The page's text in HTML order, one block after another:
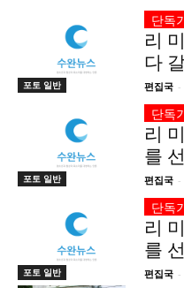
보도자료 작성 서비스
라라프레스
오픈
보도자료 작성 서비스
라라프레스
오픈
당신이 어느 지점에 서
포토 일반
리
다
편집국 -
포토 일반
리
를
편집국 -
포토 일반
리
를
편집국 -